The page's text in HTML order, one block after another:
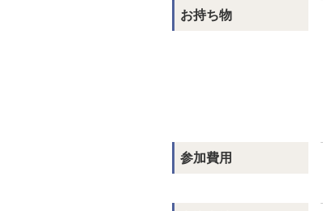
お持ち物
参加費用